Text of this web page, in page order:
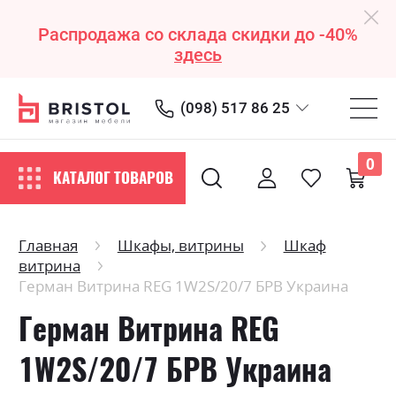
Распродажа со склада скидки до -40%
здесь
(098) 517 86 25
КАТАЛОГ ТОВАРОВ
0
Главная Шкафы, витрины
Шкаф
витрина
Герман Витрина REG 1W2S/20/7 БРВ Украина
Герман Витрина REG
1W2S/20/7 БРВ Украина